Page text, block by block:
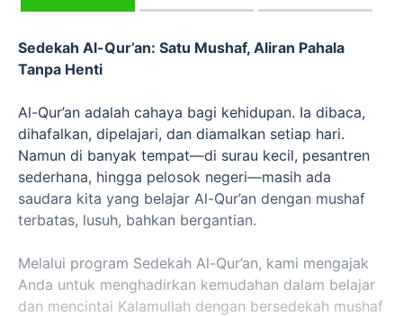
Sedekah Al-Qur’an: Satu Mushaf, Aliran Pahala
Tanpa Henti
Al-Qur’an adalah cahaya bagi kehidupan. Ia dibaca,
dihafalkan, dipelajari, dan diamalkan setiap hari.
Namun di banyak tempat—di surau kecil, pesantren
sederhana, hingga pelosok negeri—masih ada
saudara kita yang belajar Al-Qur’an dengan mushaf
terbatas, lusuh, bahkan bergantian.
Melalui program Sedekah Al-Qur’an, kami mengajak
Anda untuk menghadirkan kemudahan dalam belajar
dan mencintai Kalamullah dengan bersedekah mushaf